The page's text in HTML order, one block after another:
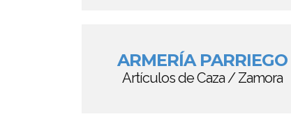
ARMERÍA PARRIEGO
Artículos de Caza / Zamora